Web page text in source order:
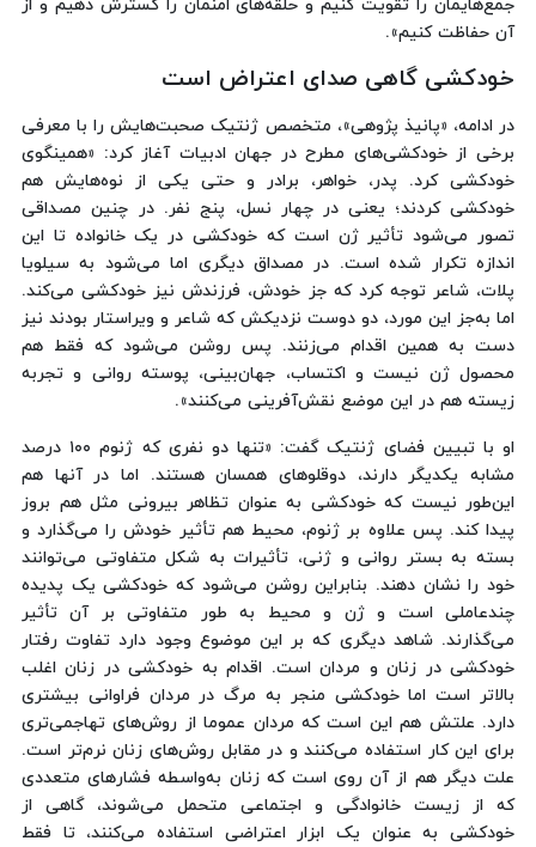
جمع‌هایمان را تقویت کنیم و حلقه‌های امنمان را گسترش دهیم و از
آن حفاظت کنیم».
خودکشی گاهی صدای اعتراض است
در ادامه، «پانیذ پژوهی»، متخصص ژنتیک صحبت‌هایش را با معرفی
برخی از خودکشی‌های مطرح در جهان ادبیات آغاز کرد: «همینگوی
خودکشی کرد. پدر، خواهر، برادر و حتی یکی از نوه‌هایش هم
خودکشی کردند؛ یعنی در چهار نسل، پنج نفر. در چنین مصداقی
تصور می‌شود تأثیر ژن است که خودکشی در یک خانواده تا این
اندازه تکرار شده است. در مصداق دیگری اما می‌شود به سیلویا
پلات، شاعر توجه کرد که جز خودش، فرزندش نیز خودکشی می‌کند.
اما به‌جز این مورد، دو دوست نزدیکش که شاعر و ویراستار بودند نیز
دست به همین اقدام می‌زنند. پس روشن می‌شود که فقط هم
محصول ژن نیست و اکتساب، جهان‌بینی، پوسته روانی و تجربه
زیسته هم در این موضع نقش‌آفرینی می‌کنند».
او با تبیین فضای ژنتیک گفت: «تنها دو نفری که ژنوم ۱۰۰ درصد
مشابه یکدیگر دارند، دوقلوهای همسان هستند. اما در آنها هم
این‌طور نیست که خودکشی به عنوان تظاهر بیرونی مثل هم بروز
پیدا کند. پس علاوه بر ژنوم، محیط هم تأثیر خودش را می‌گذارد و
بسته به بستر روانی و ژنی، تأثیرات به شکل متفاوتی می‌توانند
خود را نشان دهند. بنابراین روشن می‌شود که خودکشی یک پدیده
چندعاملی است و ژن و محیط به طور متفاوتی بر آن تأثیر
می‌گذارند. شاهد دیگری که بر این موضوع وجود دارد تفاوت رفتار
خودکشی در زنان و مردان است. اقدام به خودکشی در زنان اغلب
بالاتر است اما خودکشی منجر به مرگ در مردان فراوانی بیشتری
دارد. علتش هم این است که مردان عموما از روش‌های تهاجمی‌تری
برای این کار استفاده می‌کنند و در مقابل روش‌های زنان نرم‌تر است.
علت دیگر هم از آن روی است که زنان به‌واسطه فشارهای متعددی
که از زیست خانوادگی و اجتماعی متحمل می‌شوند، گاهی از
خودکشی به عنوان یک ابزار اعتراضی استفاده می‌کنند، تا فقط